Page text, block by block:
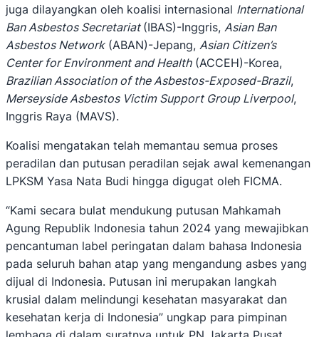
juga dilayangkan oleh koalisi internasional International
Ban Asbestos Secretariat (IBAS)-Inggris, Asian Ban
Asbestos Network(ABAN)-Jepang, Asian Citizen’s
Center for Environment and Health(ACCEH)-Korea,
Brazilian Association of the Asbestos-Exposed-Brazil,
Merseyside Asbestos Victim Support Group Liverpool,
Inggris Raya (MAVS).
Koalisi mengatakan telah memantau semua proses
peradilan dan putusan peradilan sejak awal kemenangan
LPKSM Yasa Nata Budi hingga digugat oleh FICMA.
“Kami secara bulat mendukung putusan Mahkamah
Agung Republik Indonesia tahun 2024 yang mewajibkan
pencantuman label peringatan dalam bahasa Indonesia
pada seluruh bahan atap yang mengandung asbes yang
dijual di Indonesia. Putusan ini merupakan langkah
krusial dalam melindungi kesehatan masyarakat dan
kesehatan kerja di Indonesia” ungkap para pimpinan